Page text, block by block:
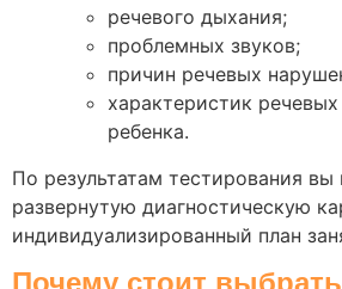
речевого дыхания;
проблемных звуков;
причин речевых
характеристик
ребенка.
По результатам тестирования вы
развернутую диагностическую
индивидуализированный план
Почему стоит